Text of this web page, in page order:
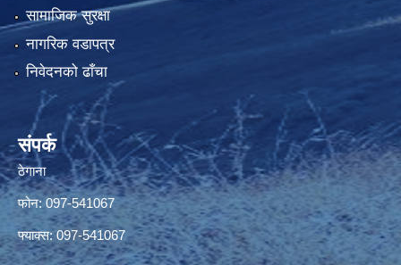
सामाजिक सुरक्षा
नागरिक वडापत्र
निवेदनको ढाँचा
संपर्क
ठेगाना
फोन: 097-541067
फ्याक्स: 097-541067